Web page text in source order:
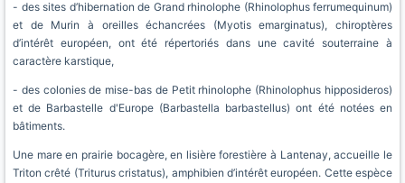
- des sites d’hibernation de Grand rhinolophe (Rhinolophus ferrumequinum)
et de Murin à oreilles échancrées (Myotis emarginatus), chiroptères
d’intérêt européen, ont été répertoriés dans une cavité souterraine à
caractère karstique,
- des colonies de mise-bas de Petit rhinolophe (Rhinolophus hipposideros)
et de Barbastelle d'Europe (Barbastella barbastellus) ont été notées en
bâtiments.
Une mare en prairie bocagère, en lisière forestière à Lantenay, accueille le
Triton crêté (Triturus cristatus), amphibien d’intérêt européen. Cette espèce